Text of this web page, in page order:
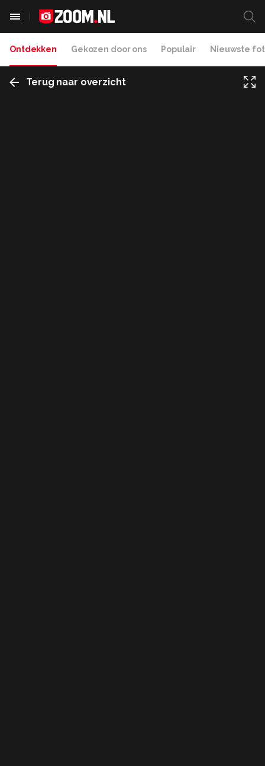
Ontdekken Gekozen door ons Populair Nieuwste
Terug naar overzicht